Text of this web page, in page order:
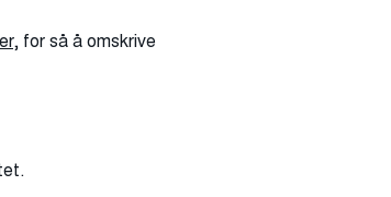
, for så å omskrive